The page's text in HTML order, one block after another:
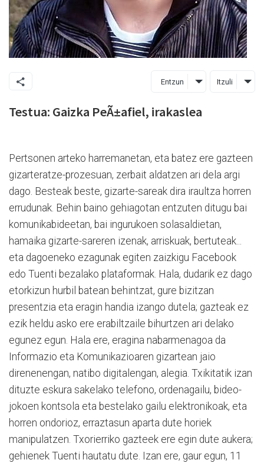
Entzun Itzuli
Testua: Gaizka PeÃ±afiel, irakaslea
Pertsonen arteko harremanetan, eta batez ere gazteen
gizarteratze-prozesuan, zerbait aldatzen ari dela argi
dago. Besteak beste, gizarte-sareak dira iraultza horren
errudunak. Behin baino gehiagotan entzuten ditugu bai
komunikabideetan, bai ingurukoen solasaldietan,
hamaika gizarte-sareren izenak, arriskuak, bertuteak...
eta dagoeneko ezagunak egiten zaizkigu Facebook
edo Tuenti bezalako plataformak. Hala, dudarik ez dago
etorkizun hurbil batean behintzat, gure bizitzan
presentzia eta eragin handia izango dutela; gazteak ez
ezik heldu asko ere erabiltzaile bihurtzen ari delako
egunez egun. Hala ere, eragina nabarmenagoa da
Informazio eta Komunikazioaren gizartean jaio
direnenengan, natibo digitalengan, alegia. Txikitatik izan
dituzte eskura sakelako telefono, ordenagailu, bideo-
jokoen kontsola eta bestelako gailu elektronikoak, eta
horren ondorioz, erraztasun aparta dute horiek
manipulatzen. Txorierriko gazteek ere egin dute aukera;
gehienek Tuenti hautatu dute. Izan ere, gaur egun, 11